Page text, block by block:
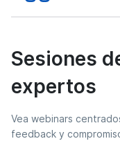
Sesiones
expertos
Vea webinars
feedback y